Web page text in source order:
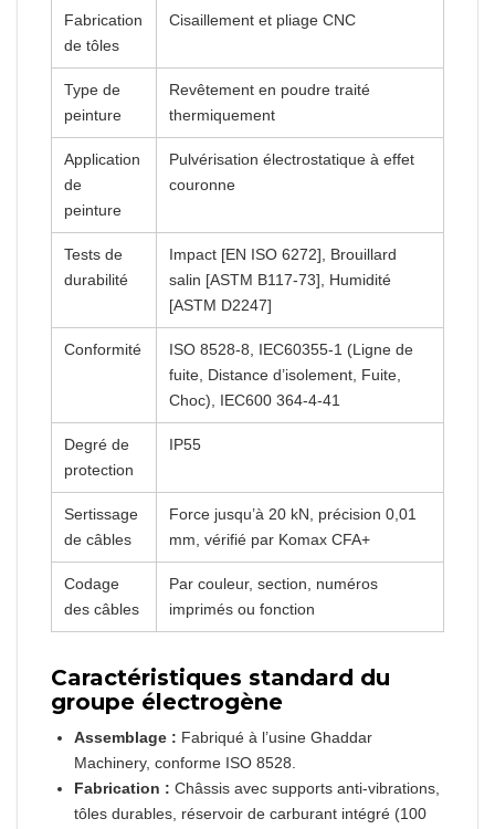
Fabrication
de tôles
Cisaillement et pliage CNC
Type de
peinture
Revêtement en poudre traité
thermiquement
Application
de
peinture
Pulvérisation électrostatique à effet
couronne
Tests de
durabilité
Impact [EN ISO 6272], Brouillard
salin [ASTM B117-73], Humidité
[ASTM D2247]
Conformité
ISO 8528-8, IEC60355-1 (Ligne de
fuite, Distance d’isolement, Fuite,
Choc), IEC600 364-4-41
Degré de
protection
IP55
Sertissage
de câbles
Force jusqu’à 20 kN, précision 0,01
mm, vérifié par Komax CFA+
Codage
des câbles
Par couleur, section, numéros
imprimés ou fonction
Caractéristiques standard du
groupe électrogène
Assemblage : Fabriqué à l’usine Ghaddar
Machinery, conforme ISO 8528.
Fabrication : Châssis avec supports anti-vibrations,
tôles durables, réservoir de carburant intégré (100